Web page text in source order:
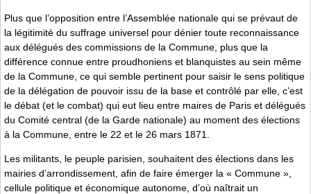
Plus que l’opposition entre l’Assemblée nationale qui se prévaut de
la légitimité du suffrage universel pour dénier toute reconnaissance
aux délégués des commissions de la Commune, plus que la
différence connue entre proudhoniens et blanquistes au sein même
de la Commune, ce qui semble pertinent pour saisir le sens politique
de la délégation de pouvoir issu de la base et contrôlé par elle, c’est
le débat (et le combat) qui eut lieu entre maires de Paris et délégués
du Comité central (de la Garde nationale) au moment des élections
à la Commune, entre le 22 et le 26 mars 1871.
Les militants, le peuple parisien, souhaitent des élections dans les
mairies d’arrondissement, afin de faire émerger la « Commune »,
cellule politique et économique autonome, d’où naîtrait un